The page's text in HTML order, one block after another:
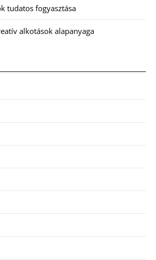
tudatos fogyasztása
alkotások alapanyaga